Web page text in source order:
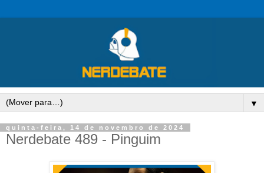
▼
quinta-feira, 14 de novembro de 2024
Nerdebate 489 - Pinguim